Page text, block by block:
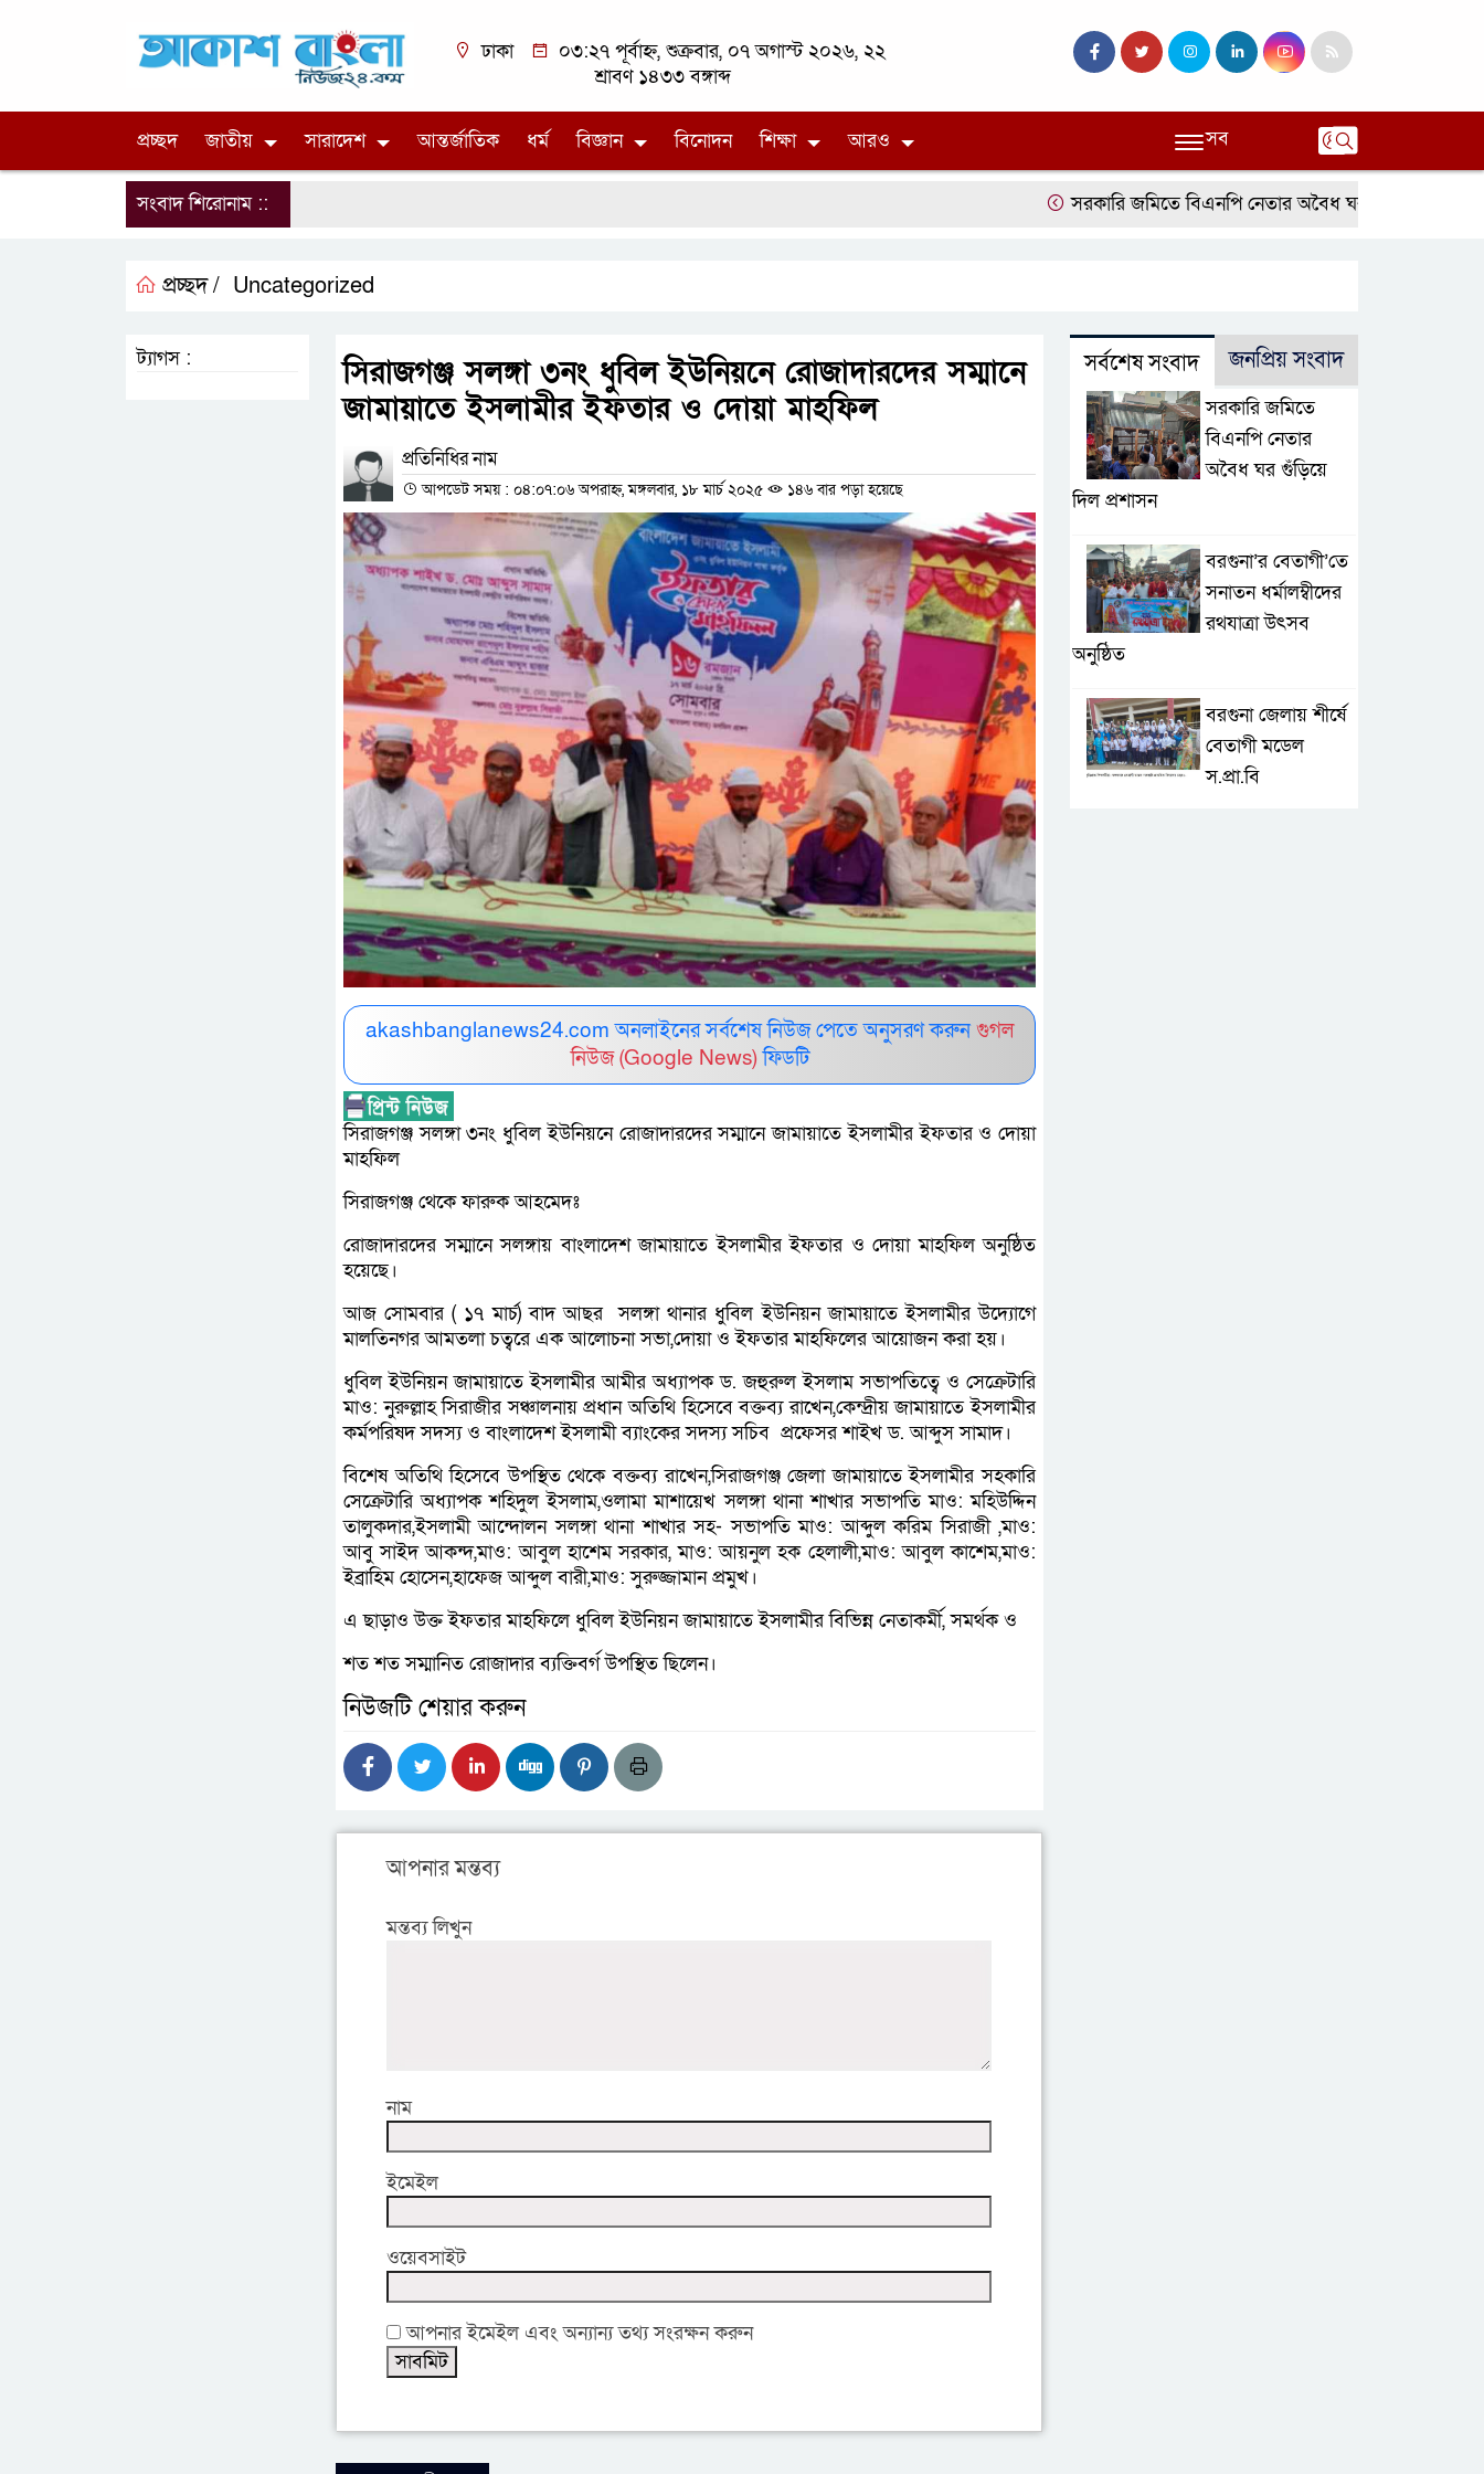
ঢাকা
০৩:২৭ পূর্বাহ্ন, শুক্রবার, ০৭ অগাস্ট ২০২৬, ২২
শ্রাবণ ১৪৩৩ বঙ্গাব্দ
প্রচ্ছদ জাতীয় সারাদেশ আন্তর্জাতিক ধর্ম বিজ্ঞান বিনোদন শিক্ষা আরও সব
সংবাদ শিরোনাম :: সরকারি জমিতে বিএনপি নেতার অবৈধ ঘর গুঁড়িয়ে দিল প্রশাসন
প্রচ্ছদ / Uncategorized
সিরাজগঞ্জ সলঙ্গা ৩নং ধুবিল ইউনিয়নে রোজাদারদের সম্মানে
জামায়াতে ইসলামীর ইফতার ও দোয়া মাহফিল
প্রতিনিধির নাম
আপডেট সময় : ০৪:০৭:০৬ অপরাহ্ন, মঙ্গলবার, ১৮ মার্চ ২০২৫ ১৪৬ বার পড়া হয়েছে
akashbanglanews24.com অনলাইনের সর্বশেষ নিউজ পেতে অনুসরণ করুনগুগল
নিউজ (Google News) ফিডটি
সিরাজগঞ্জ সলঙ্গা ৩নং ধুবিল ইউনিয়নে রোজাদারদের সম্মানে জামায়াতে ইসলামীর ইফতার ও দোয়া
মাহফিল
সিরাজগঞ্জ থেকে ফারুক আহমেদঃ
রোজাদারদের সম্মানে সলঙ্গায় বাংলাদেশ জামায়াতে ইসলামীর ইফতার ও দোয়া মাহফিল অনুষ্ঠিত
হয়েছে।
আজ সোমবার ( ১৭ মার্চ) বাদ আছর সলঙ্গা থানার ধুবিল ইউনিয়ন জামায়াতে ইসলামীর উদ্যোগে
মালতিনগর আমতলা চত্বরে এক আলোচনা সভা,দোয়া ও ইফতার মাহফিলের আয়োজন করা হয়।
ধুবিল ইউনিয়ন জামায়াতে ইসলামীর আমীর অধ্যাপক ড. জহুরুল ইসলাম সভাপতিত্বে ও সেক্রেটারি
মাও: নুরুল্লাহ সিরাজীর সঞ্চালনায় প্রধান অতিথি হিসেবে বক্তব্য রাখেন,কেন্দ্রীয় জামায়াতে ইসলামীর
কর্মপরিষদ সদস্য ও বাংলাদেশ ইসলামী ব্যাংকের সদস্য সচিব প্রফেসর শাইখ ড. আব্দুস সামাদ।
বিশেষ অতিথি হিসেবে উপস্থিত থেকে বক্তব্য রাখেন,সিরাজগঞ্জ জেলা জামায়াতে ইসলামীর সহকারি
সেক্রেটারি অধ্যাপক শহিদুল ইসলাম,ওলামা মাশায়েখ সলঙ্গা থানা শাখার সভাপতি মাও: মহিউদ্দিন
তালুকদার,ইসলামী আন্দোলন সলঙ্গা থানা শাখার সহ- সভাপতি মাও: আব্দুল করিম সিরাজী ,মাও:
আবু সাইদ আকন্দ,মাও: আবুল হাশেম সরকার, মাও: আয়নুল হক হেলালী,মাও: আবুল কাশেম,মাও:
ইব্রাহিম হোসেন,হাফেজ আব্দুল বারী,মাও: সুরুজ্জামান প্রমুখ।
এ ছাড়াও উক্ত ইফতার মাহফিলে ধুবিল ইউনিয়ন জামায়াতে ইসলামীর বিভিন্ন নেতাকর্মী, সমর্থক ও
শত শত সম্মানিত রোজাদার ব্যক্তিবর্গ উপস্থিত ছিলেন।
নিউজটি শেয়ার করুন
আপনার মন্তব্য
মন্তব্য লিখুন
নাম
ইমেইল
ওয়েবসাইট
আপনার ইমেইল এবং অন্যান্য তথ্য সংরক্ষন করুন
ট্যাগস : সর্বশেষ সংবাদ জনপ্রিয় সংবাদ
সরকারি জমিতে
বিএনপি নেতার
অবৈধ ঘর গুঁড়িয়ে
দিল প্রশাসন
বরগুনা’র বেতাগী’তে
সনাতন ধর্মালম্বীদের
রথযাত্রা উৎসব
অনুষ্ঠিত
বরগুনা জেলায় শীর্ষে
বেতাগী মডেল
স.প্রা.বি